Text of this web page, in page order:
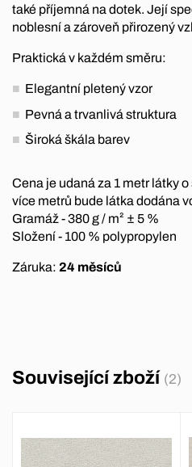
také příjemná na dotek. Její
noblesní a zároveň přirozený
Praktická v každém směru:
Elegantní pletený vzor
Pevná a trvanlivá struktura
Široká škála barev
Cena je udaná za 1 metr látky
více metrů bude látka dodána
Gramáž - 380 g / m² ± 5 %
Složení - 100 % polypropylen
Záruka: 24 měsíců
Související zboží (2)